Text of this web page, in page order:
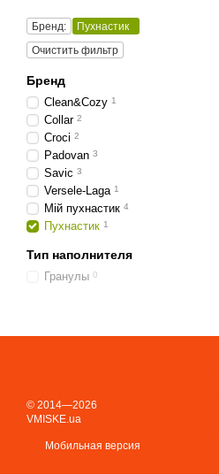
Бренд:
Пухнастик
Очистить фильтр
Бренд
Clean&Cozy 1
Collar 2
Croci 2
Padovan 3
Savic 3
Versele-Laga 1
Мій пухнастик 4
Пухнастик 1
Тип наполнителя
Гранулы 0
© 2014—2026
VMISKE.ua
Мобильная версия